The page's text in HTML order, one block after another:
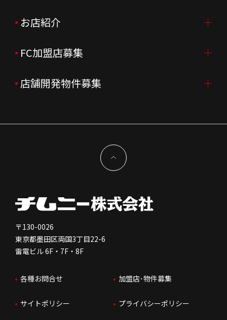
会社概要
会社沿革
企業理念
新型コロナウイルス対応
ニュースリリース
月次売上
決算資料
コーポレートガバナンス
免責事項
株価情報
IRお問合せ
採用情報TOP
新卒採用
中途採用
会社を知る
人を知る
はたらく環境
人財育成
サステナビリティ
お店紹介
店舗を探す・予約する
よくあるご質問
FC加盟店募集
FC加盟店募集TOP
独立支援について
FC加盟店お問合せ
店舗開発物件募集
〒130-0026
東京都墨田区両国3丁目22-6
雷電ビル 6F・7F・8F
各種お問合せ 加盟店･物件募集
サイトポリシー プライバシーポリシー